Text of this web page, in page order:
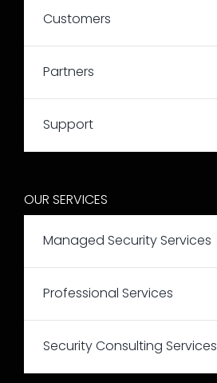
Customers
Partners
Support
OUR SERVICES
Managed Security Services
Professional Services
Security Consulting Services